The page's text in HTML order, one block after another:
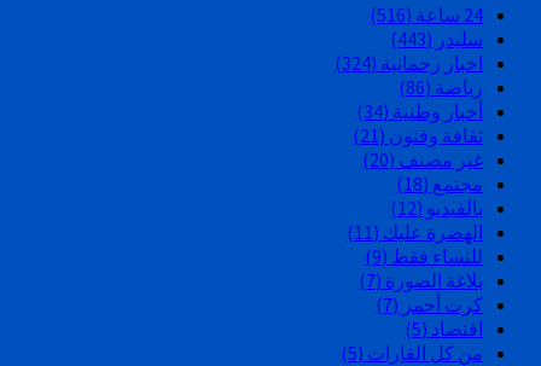
24 ساعة
(516)
سليدر (443)
اخبار رحمانية (324)
رياضة (86)
أخبار وطنية (34)
ثقافة وفنون (21)
غير مصنف (20)
مجتمع (18)
بالفيديو (12)
الهضرة عليك (11)
للنساء فقط (9)
بلاغة الصورة (7)
كرت أحمر (7)
اقتصاد (5)
من كل القارات (5)